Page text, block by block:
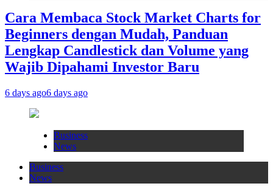
Cara Membaca Stock Market Charts for
Beginners dengan Mudah, Panduan
Lengkap Candlestick dan Volume yang
Wajib Dipahami Investor Baru
6 days ago6 days ago
Business
News
Business
News